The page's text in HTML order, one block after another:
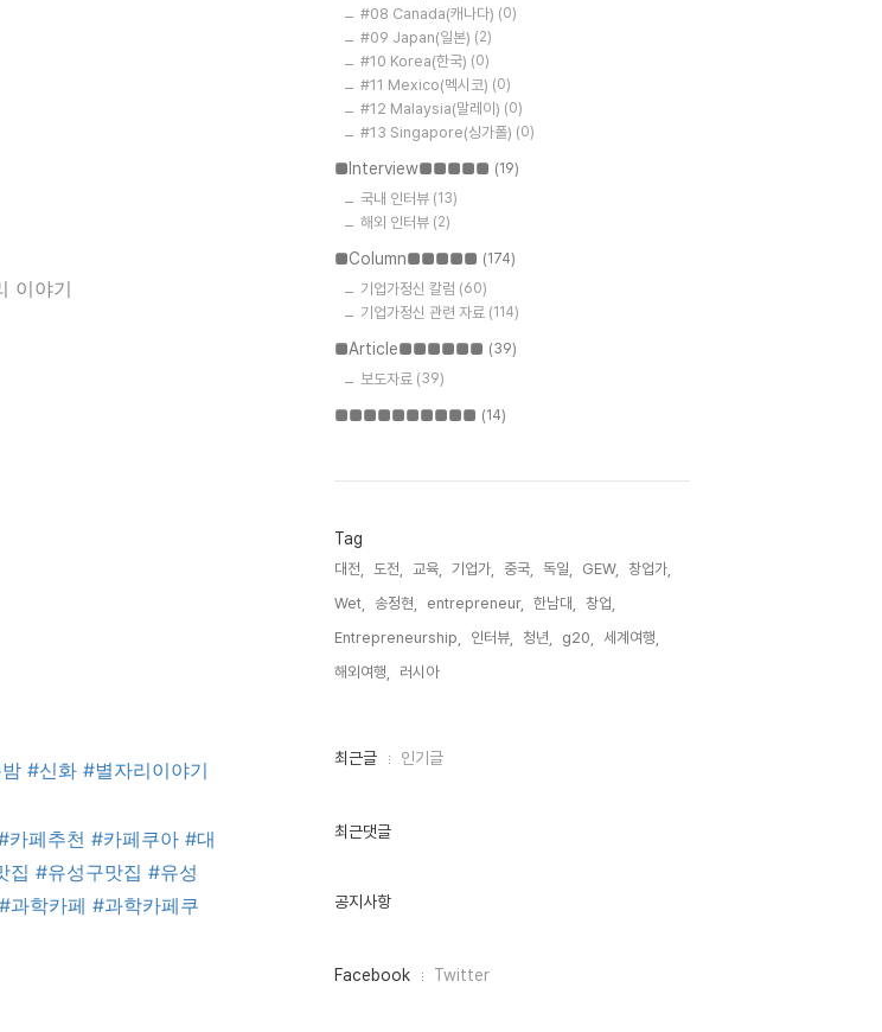
이야기
#신화 #별자리이야기
카페추천 #카페쿠아 #대
집 #유성구맛집 #유성
#과학카페 #과학카페쿠
#08 Canada(캐나다) (0)
#09 Japan(일본) (2)
#10 Korea(한국) (0)
#11 Mexico(멕시코) (0)
#12 Malaysia(말레이) (0)
#13 Singapore(싱가폴) (0)
■Interview■■■■■ (19)
국내 인터뷰 (13)
해외 인터뷰 (2)
■Column■■■■■ (174)
기업가정신 칼럼 (60)
기업가정신 관련 자료 (114)
■Article■■■■■■ (39)
보도자료 (39)
■■■■■■■■■■ (14)
Tag
대전, 도전, 교육, 기업가, 중국, 독일, GEW,
창업가,
Wet,
송정현, entrepreneur, 한남대,
창업,
Entrepreneurship,
인터뷰, 청년, g20,
세계여행,
해외여행,
러시아,
최
인
최근글 인기글
최근댓글
공지사항
페
Facebook Twitter